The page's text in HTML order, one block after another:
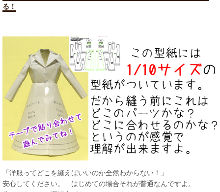
る！
「洋服ってどこを縫えばいいのか全然わからない！」
安心してください。 はじめての場合それが普通なんですよ。